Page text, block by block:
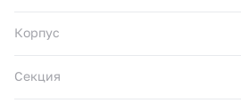
Корпус
Секция